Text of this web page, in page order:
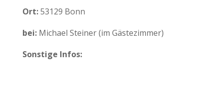
Ort:53129 Bonn
bei:Michael Steiner (im Gästezimmer)
Sonstige Infos: